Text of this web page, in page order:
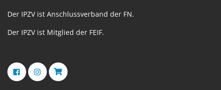
Der IPZV ist Anschlussverband der FN.
Der IPZV ist Mitglied der FEIF.